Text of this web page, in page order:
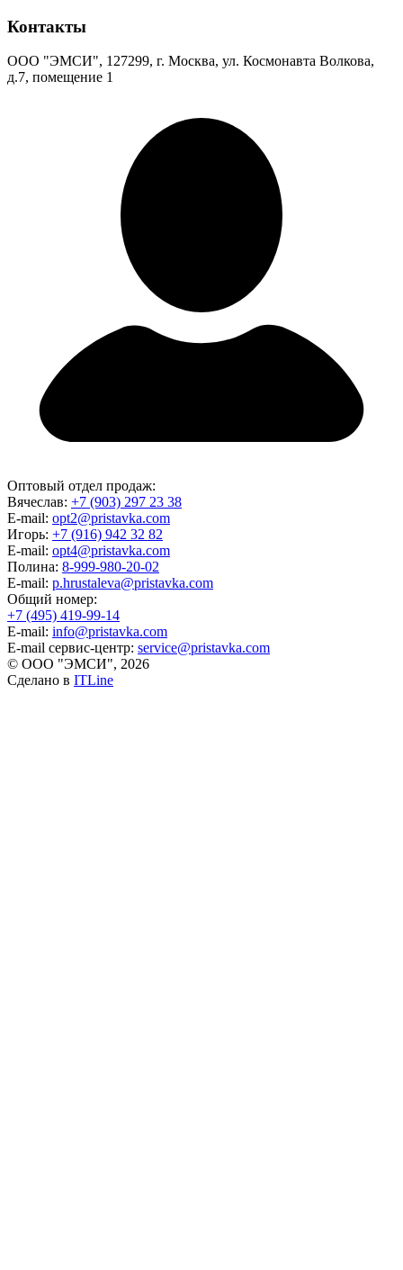
Контакты
ООО "ЭМСИ", 127299, г. Москва, ул. Космонавта Волкова,
д.7, помещение 1
Оптовый отдел продаж:
Вячеслав: +7 (903) 297 23 38
E-mail: opt2@pristavka.com
Игорь: +7 (916) 942 32 82
E-mail: opt4@pristavka.com
Полина: 8-999-980-20-02
E-mail: p.hrustaleva@pristavka.com
Общий номер:
+7 (495) 419-99-14
E-mail: info@pristavka.com
E-mail сервис-центр: service@pristavka.com
© ООО "ЭМСИ", 2026
Сделано в ITLine